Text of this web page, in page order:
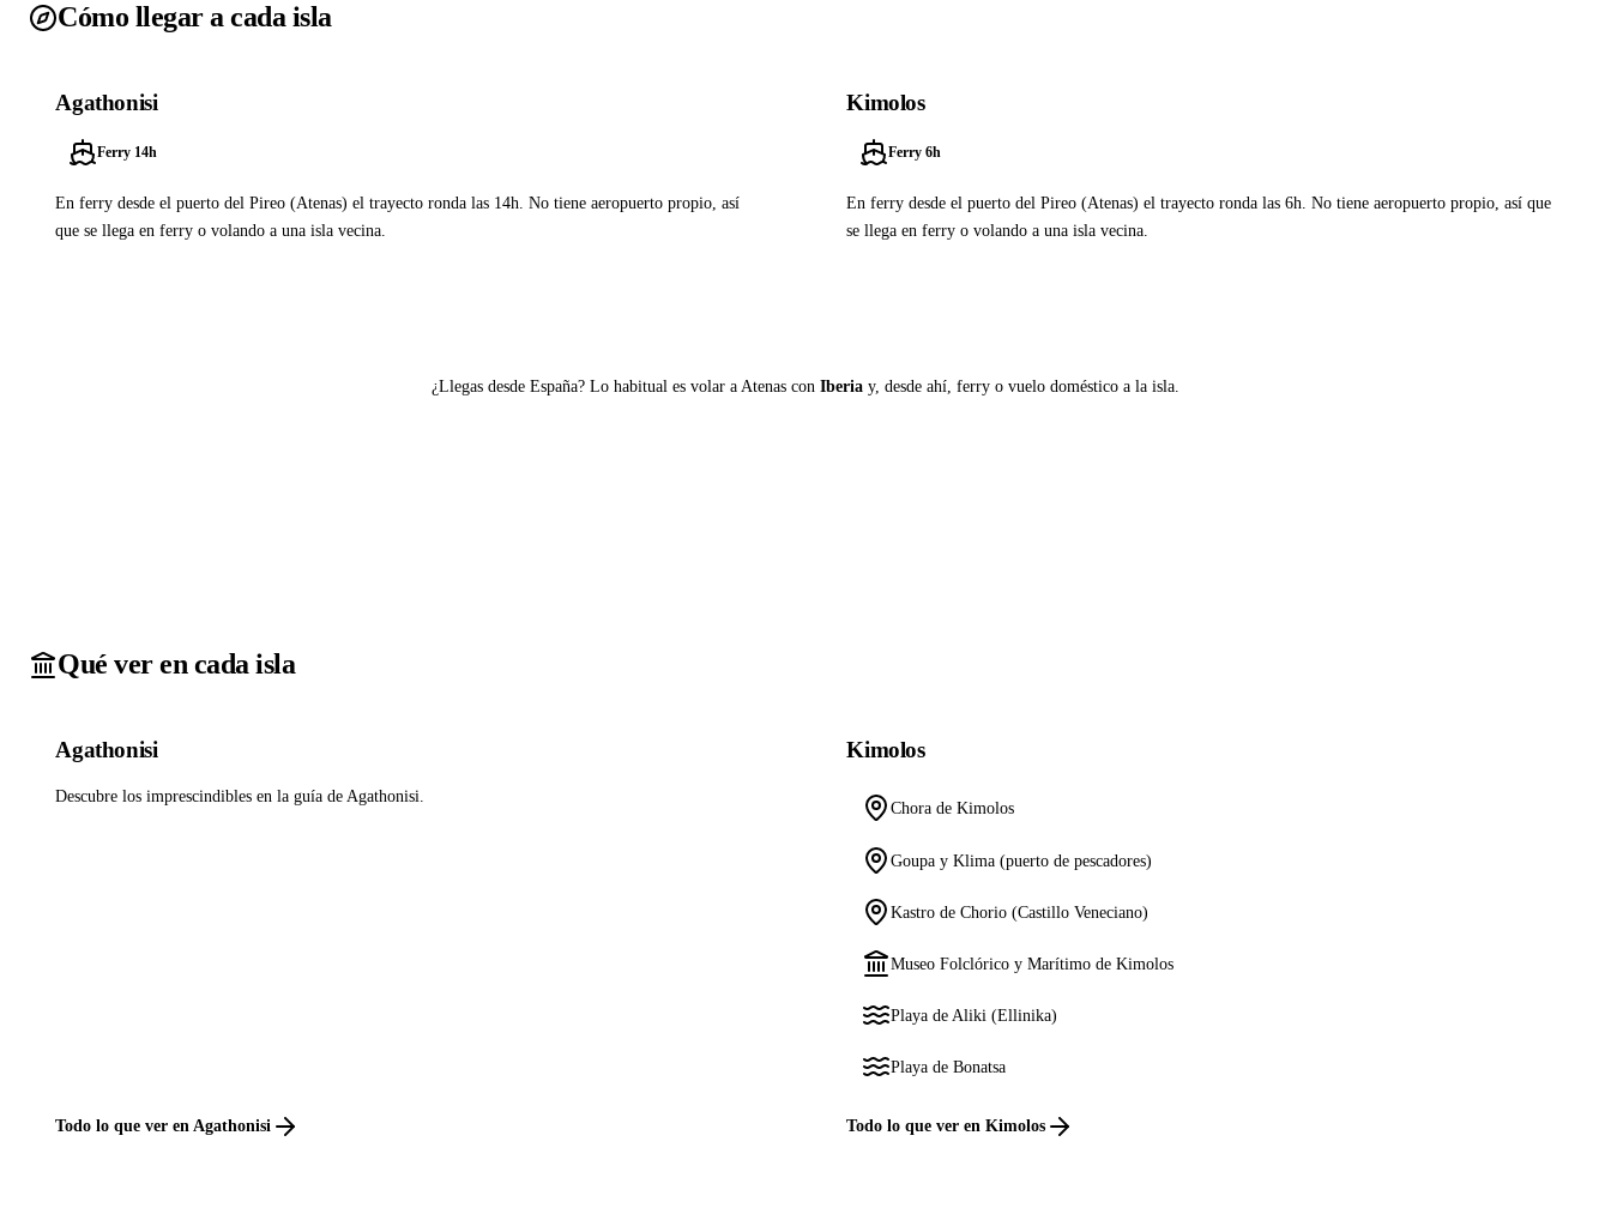
Cómo llegar a cada isla
Agathonisi
Ferry 14h
En ferry desde el puerto del Pireo (Atenas) el trayecto ronda las 14h. No tiene aeropuerto propio, así
que se llega en ferry o volando a una isla vecina.
Kimolos
Ferry 6h
En ferry desde el puerto del Pireo (Atenas) el trayecto ronda las 6h. No tiene aeropuerto propio, así que
se llega en ferry o volando a una isla vecina.
¿Llegas desde España? Lo habitual es volar a Atenas con Iberia y, desde ahí, ferry o vuelo doméstico a la isla.
Qué ver en cada isla
Agathonisi
Descubre los imprescindibles en la guía de Agathonisi.
Todo lo que ver en Agathonisi
Kimolos
Chora de Kimolos
Goupa y Klima (puerto de pescadores)
Kastro de Chorio (Castillo Veneciano)
Museo Folclórico y Marítimo de Kimolos
Playa de Aliki (Ellinika)
Playa de Bonatsa
Todo lo que ver en Kimolos